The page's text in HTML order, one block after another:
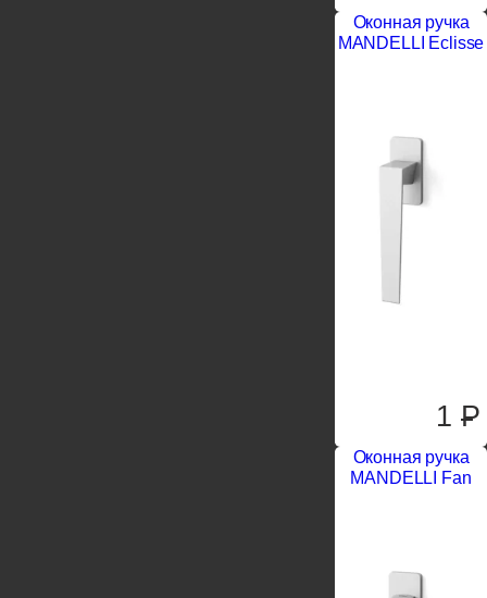
Оконная ручка
MANDELLI Eclisse
1P
Оконная ручка
MANDELLI Fan